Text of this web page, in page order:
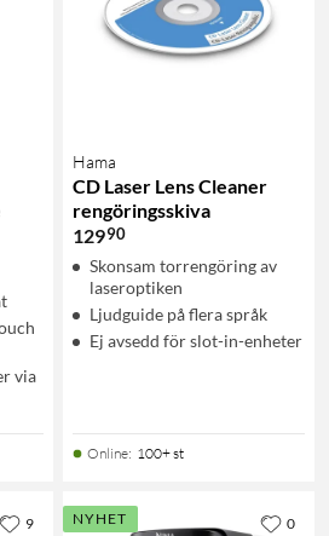
via
Hama
CD Laser Lens Cleaner
rengöringsskiva
12990
Skonsam torrengöring av
laseroptiken
Ljudguide på flera språk
Ej avsedd för slot-in-enheter
Online: 100+ st
9 NYHET 0